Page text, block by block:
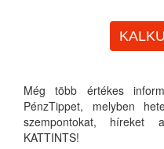
Még több értékes
PénzTippet, melyben
szempontokat, híreket
KATTINTS!